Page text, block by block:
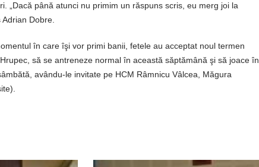
„Dacă până atunci nu primim un răspuns scris, eu merg joi la
Dobre.
în care îşi vor primi banii, fetele au acceptat noul termen
să se antreneze normal în această săptămână şi să joace în
avându-le invitate pe HCM Râmnicu Vâlcea, Măgura